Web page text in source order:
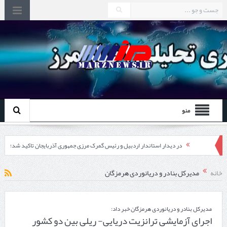
منو
در دیدار استاندار اردبیل و رئیس گمرک مرزی جمهوری آذربایجان تاکید شد؛
توسعه همکاری گمرک‌های مرزی ایران و جمهوری آذربایجان ضرورت دارد
چابهار، جایی که دریا به زندگی سلام می‌کند
طرز تهیه خورش خلال کرمانشاهی +نکات و فوت وفن‌ها
خانه مدیرکل بنادر و دریانوردی هرمزگان
مدیرکل بنادر و دریانوردی هرمزگان خبر داد:
اجرای آزمایشی ترانزیت دریایی- ریلی بین دو کشور